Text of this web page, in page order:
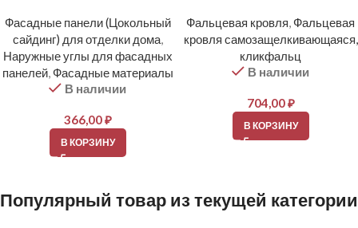
Фасадные панели (Цокольный
сайдинг) для отделки дома,
Наружные углы для фасадных
панелей, Фасадные материалы
В наличии
366,00₽
В КОРЗИНУ
Фальцевая кровля, Фальцевая
кровля самозащелкивающаяся,
кликфальц
В наличии
704,00₽
В КОРЗИНУ
Популярный товар из текущей категории